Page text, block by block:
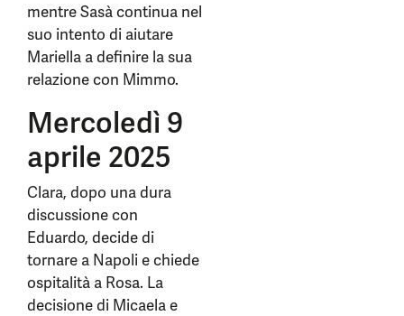
mentre Sasà continua nel
suo intento di aiutare
Mariella a definire la sua
relazione con Mimmo.
Mercoledì 9
aprile 2025
Clara, dopo una dura
discussione con
Eduardo, decide di
tornare a Napoli e chiede
ospitalità a Rosa. La
decisione di Micaela e